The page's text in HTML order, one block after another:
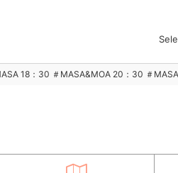
18：30 ＃MASA&MOA 20：30 ＃